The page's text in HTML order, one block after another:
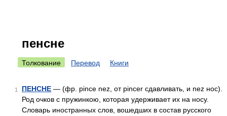
пенсне
Толкование Перевод Книги
1 ПЕНСНЕ — (фр. pince nez, от pincer сдавливать, и nez нос).
Род очков с пружинкою, которая удерживает их на носу.
Словарь иностранных слов, вошедших в состав русского